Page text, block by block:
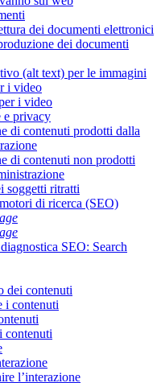
dei documenti elettronici
dei documenti
(alt text) per le immagini
i video
i video
e privacy
di contenuti prodotti dalla
di contenuti non prodotti
soggetti ritratti
di ricerca (SEO)
SEO: Search
dei contenuti
i contenuti
contenuti
l’interazione